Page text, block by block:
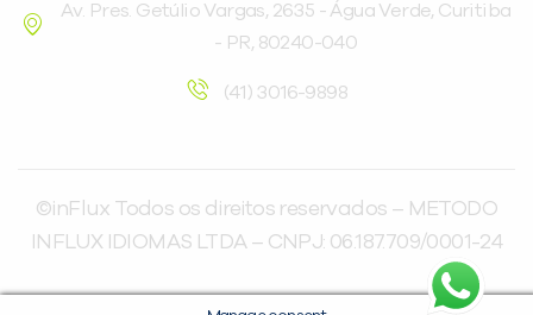
Av. Pres. Getúlio Vargas, 2635 - Água Verde, Curitiba
- PR, 80240-040
(41) 3016-9898
©inFlux Todos os direitos reservados – METODO
INFLUX IDIOMAS LTDA – CNPJ: 06.187.709/0001-24